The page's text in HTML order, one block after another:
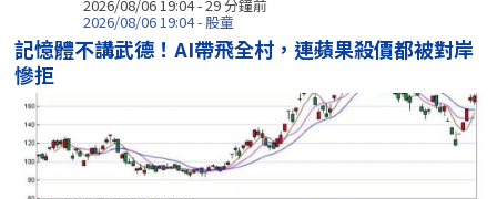
2026/08/06 19:04 -29 分鐘前
2026/08/06 19:04 - 股童
記憶體不講武德！AI帶飛全村，連蘋果殺價都被對岸
慘拒